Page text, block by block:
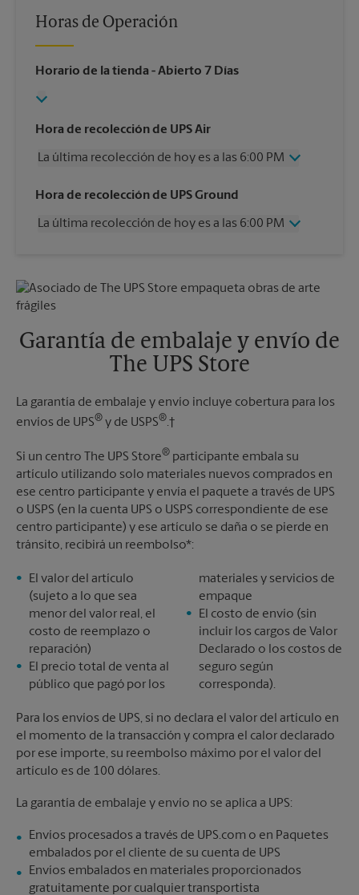
Horas de Operación
Horario de la tienda - Abierto 7 Días
Hora de recolección de UPS Air
La última recolección de hoy es a las 6:00 PM
Miércoles
6:00 PM
Viernes
6:00 PM
Hora de recolección de UPS Ground
La última recolección de hoy es a las 6:00 PM
Viernes
6:00 PM
Sábado
Lunes
6:00 PM
6:00 PM
Garantía de embalaje y envío de
The UPS Store
La garantía de embalaje y envío incluye cobertura para los
envíos de UPS® y de USPS®.†
Si un centro The UPS Store® participante embala su
artículo utilizando solo materiales nuevos comprados en
ese centro participante y envía el paquete a través de UPS
o USPS (en la cuenta UPS o USPS correspondiente de ese
centro participante) y ese artículo se daña o se pierde en
tránsito, recibirá un reembolso*:
El valor del artículo
(sujeto a lo que sea
menor del valor real, el
costo de reemplazo o
reparación)
El precio total de venta al
público que pagó por los
materiales y servicios de
empaque
El costo de envío (sin
incluir los cargos de Valor
Declarado o los costos de
seguro según
corresponda).
Para los envíos de UPS, si no declara el valor del artículo en
el momento de la transacción y compra el calor declarado
por ese importe, su reembolso máximo por el valor del
artículo es de 100 dólares.
La garantía de embalaje y envío no se aplica a UPS:
Envíos procesados a través de UPS.com o en Paquetes
embalados por el cliente de su cuenta de UPS
Envíos embalados en materiales proporcionados
gratuitamente por cualquier transportista